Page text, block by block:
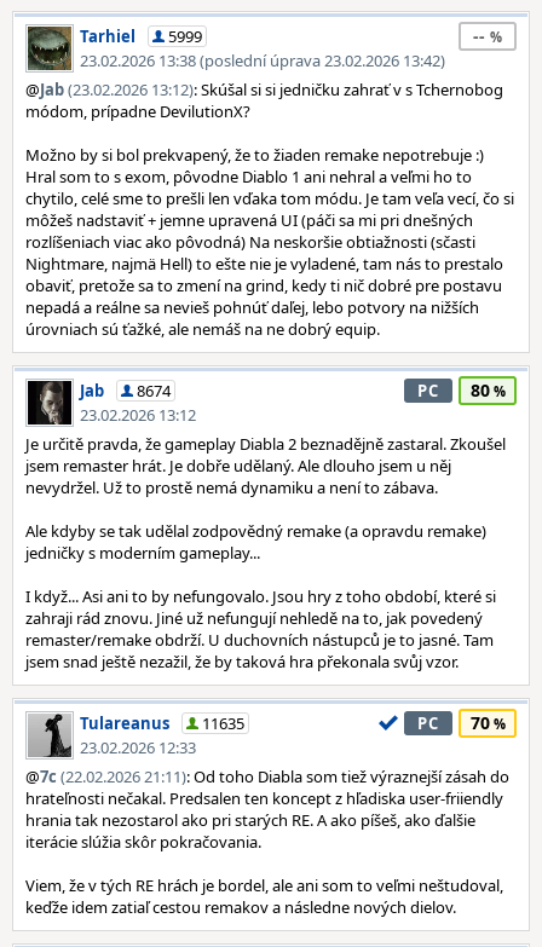
Tarhiel
5999
23.02.2026 13:38 (poslední úprava 23.02.2026 13:42)
--
@Jab(23.02.2026 13:12): Skúšal si si jedničku zahrať v s Tchernobog
módom, prípadne DevilutionX?
Možno by si bol prekvapený, že to žiaden remake nepotrebuje :)
Hral som to s exom, pôvodne Diablo 1 ani nehral a veľmi ho to
chytilo, celé sme to prešli len vďaka tom módu. Je tam veľa vecí, čo si
môžeš nadstaviť + jemne upravená UI (páči sa mi pri dnešných
rozlíšeniach viac ako pôvodná) Na neskoršie obtiažnosti (sčasti
Nightmare, najmä Hell) to ešte nie je vyladené, tam nás to prestalo
obaviť, pretože sa to zmení na grind, kedy ti nič dobré pre postavu
nepadá a reálne sa nevieš pohnúť daľej, lebo potvory na nižších
úrovniach sú ťažké, ale nemáš na ne dobrý equip.
Jab
8674
23.02.2026 13:12
PC 80
Je určitě pravda, že gameplay Diabla 2 beznadějně zastaral. Zkoušel
jsem remaster hrát. Je dobře udělaný. Ale dlouho jsem u něj
nevydržel. Už to prostě nemá dynamiku a není to zábava.
Ale kdyby se tak udělal zodpovědný remake (a opravdu remake)
jedničky s moderním gameplay...
I když... Asi ani to by nefungovalo. Jsou hry z toho období, které si
zahraji rád znovu. Jiné už nefungují nehledě na to, jak povedený
remaster/remake obdrží. U duchovních nástupců je to jasné. Tam
jsem snad ještě nezažil, že by taková hra překonala svůj vzor.
Tulareanus
11635
23.02.2026 12:33
PC 70
@7c (22.02.2026 21:11): Od toho Diabla som tiež výraznejší zásah do
hrateľnosti nečakal. Predsalen ten koncept z hľadiska user-friiendly
hrania tak nezostarol ako pri starých RE. A ako píšeš, ako ďalšie
iterácie slúžia skôr pokračovania.
Viem, že v tých RE hrách je bordel, ale ani som to veľmi neštudoval,
keďže idem zatiaľ cestou remakov a následne nových dielov.